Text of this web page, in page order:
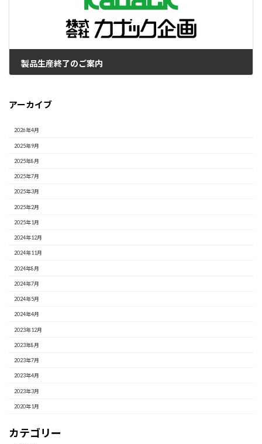
製品生産終了のご案内
アーカイブ
2026年4月
2025年9月
2025年8月
2025年7月
2025年3月
2025年2月
2025年1月
2024年12月
2024年11月
2024年8月
2024年7月
2024年5月
2024年4月
2023年12月
2023年8月
2023年7月
2023年4月
2023年3月
2020年1月
カテゴリー